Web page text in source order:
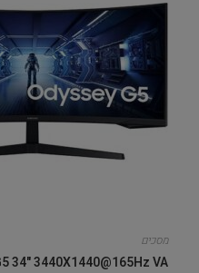
מסכים
34" 3440X1440@165Hz VA